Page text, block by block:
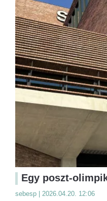
Egy poszt-
sebesp | 2026.04.20. 12:06